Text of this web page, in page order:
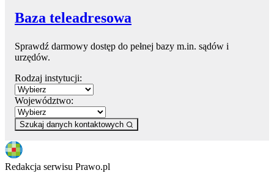
Baza teleadresowa
Sprawdź darmowy dostęp do pełnej bazy m.in. sądów i
urzędów.
Rodzaj instytucji:
Województwo:
Szukaj danych kontaktowych
Redakcja serwisu Prawo.pl